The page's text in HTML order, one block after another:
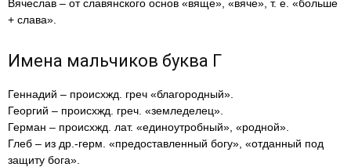
Вячеслав – от славянского основ «вяще», «вяче», т. е. «больше
+ слава».
Имена мальчиков буква Г
Геннадий – происхжд. греч «благородный».
Георгий – происхжд. греч. «земледелец».
Герман – происхжд. лат. «единоутробный», «родной».
Глеб – из др.-герм. «предоставленный богу», «отданный под
защиту бога».